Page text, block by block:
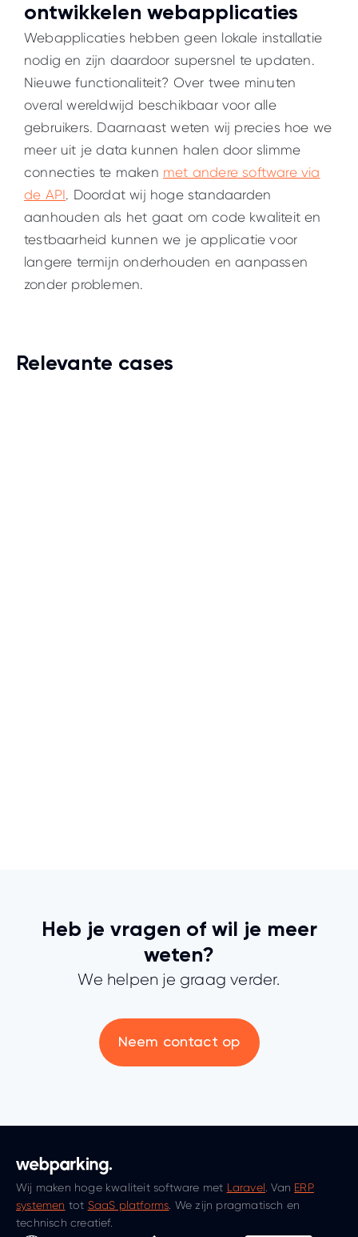
ontwikkelen webapplicaties
Webapplicaties hebben geen lokale installatie
nodig en zijn daardoor supersnel te updaten.
Nieuwe functionaliteit? Over twee minuten
overal wereldwijd beschikbaar voor alle
gebruikers. Daarnaast weten wij precies hoe we
meer uit je data kunnen halen door slimme
connecties te maken met andere software via
de API. Doordat wij hoge standaarden
aanhouden als het gaat om code kwaliteit en
testbaarheid kunnen we je applicatie voor
langere termijn onderhouden en aanpassen
zonder problemen.
Relevante cases
Heb je vragen of wil je meer
weten?
We helpen je graag verder.
Neem contact op
Wij maken hoge kwaliteit software met Laravel . Van ERP
systemen tot SaaS platforms . We zijn pragmatisch en
technisch creatief.